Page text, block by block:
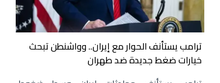
ترامب يستأنف الحوار مع إيران.. وواشنطن تبحث
خيارات ضغط جديدة ضد طهران